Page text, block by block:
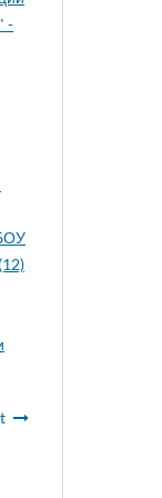
-